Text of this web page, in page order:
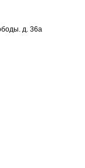
д. 36а